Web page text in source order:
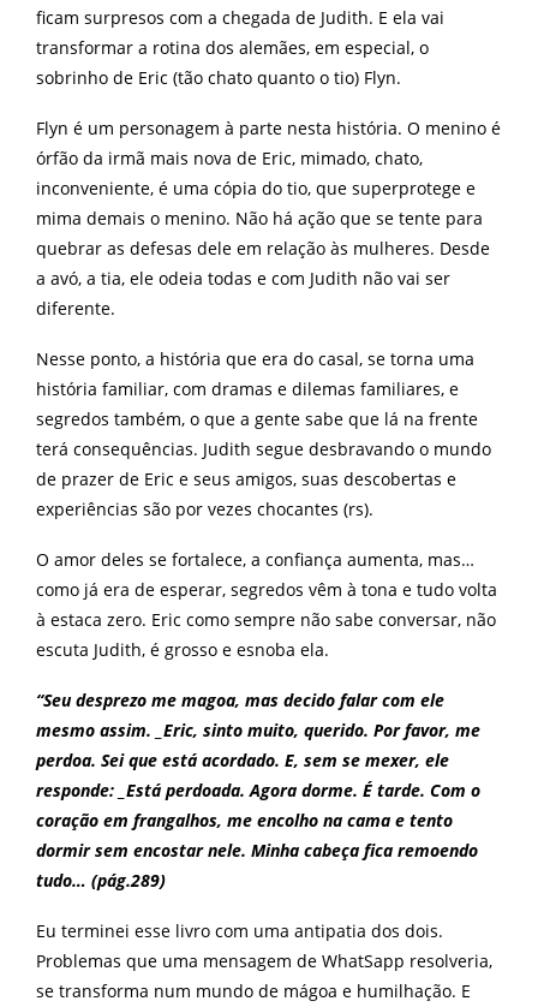
ficam surpresos com a chegada de Judith. E ela vai
transformar a rotina dos alemães, em especial, o
sobrinho de Eric (tão chato quanto o tio) Flyn.
Flyn é um personagem à parte nesta história. O menino é
órfão da irmã mais nova de Eric, mimado, chato,
inconveniente, é uma cópia do tio, que superprotege e
mima demais o menino. Não há ação que se tente para
quebrar as defesas dele em relação às mulheres. Desde
a avó, a tia, ele odeia todas e com Judith não vai ser
diferente.
Nesse ponto, a história que era do casal, se torna uma
história familiar, com dramas e dilemas familiares, e
segredos também, o que a gente sabe que lá na frente
terá consequências. Judith segue desbravando o mundo
de prazer de Eric e seus amigos, suas descobertas e
experiências são por vezes chocantes (rs).
O amor deles se fortalece, a confiança aumenta, mas…
como já era de esperar, segredos vêm à tona e tudo volta
à estaca zero. Eric como sempre não sabe conversar, não
escuta Judith, é grosso e esnoba ela.
“Seu desprezo me magoa, mas decido falar com ele
mesmo assim. _Eric, sinto muito, querido. Por favor, me
perdoa. Sei que está acordado. E, sem se mexer, ele
responde: _Está perdoada. Agora dorme. É tarde. Com o
coração em frangalhos, me encolho na cama e tento
dormir sem encostar nele. Minha cabeça fica remoendo
tudo… (pág.289)
Eu terminei esse livro com uma antipatia dos dois.
Problemas que uma mensagem de WhatSapp resolveria,
se transforma num mundo de mágoa e humilhação. E